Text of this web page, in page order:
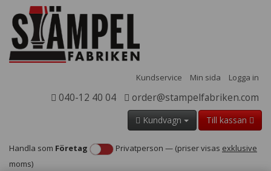
Kundservice Min sida Logga in
040-12 40 04 order@stampelfabriken.com
Kundvagn Till kassan
Handla som Företag Privatperson — (priser visas exklusive
moms)